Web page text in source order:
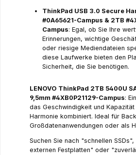
ThinkPad USB 3.0 Secure
#0A65621-Campus & 2TB
Campus: Egal, ob Sie Ihre
Erinnerungen, wichtige
oder riesige Mediendateien
diese Laufwerke bieten den
Sicherheit, die Sie benötigen.
LENOVO ThinkPad 2TB 5400U
9,5mm #4XB0P21129-Campus:
das Geschwindigkeit und
Harmonie kombiniert. Ideal für
Großdatenanwendungen oder als
Suchen Sie nach "schnellen
externen Festplatten" oder